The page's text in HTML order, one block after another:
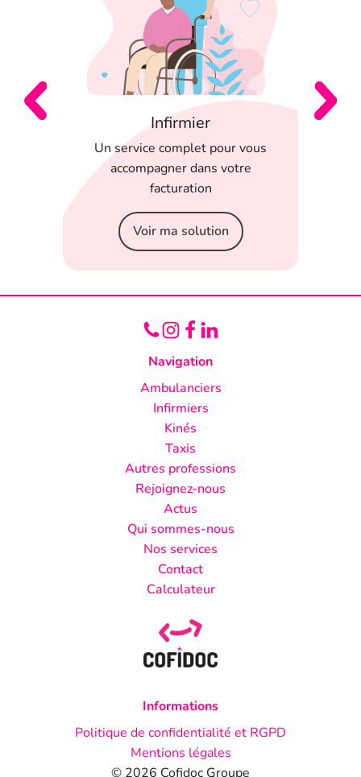
Infirmier
Un service complet pour vous
accompagner dans votre
facturation
Voir ma solution
Navigation
Ambulanciers
Infirmiers
Kinés
Taxis
Autres professions
Rejoignez-nous
Actus
Qui sommes-nous
Nos services
Contact
Calculateur
Informations
Politique de confidentialité et RGPD
Mentions légales
© 2026 Cofidoc Groupe